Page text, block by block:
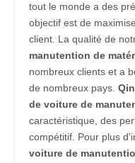
tout le monde a des
objectif est de
client. La qualité de
manutention de
nombreux clients et a
de nombreux pays.
de voiture de
caractéristique, des
compétitif. Pour plus
voiture de